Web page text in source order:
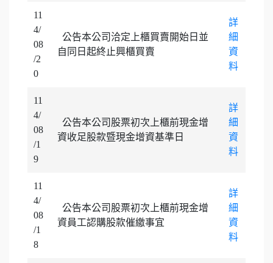
11
4/
08
/2
0
公告本公司洽定上櫃買賣開始日並
自同日起終止興櫃買賣
詳
細
資
料
11
4/
08
/1
9
公告本公司股票初次上櫃前現金增
資收足股款暨現金增資基準日
詳
細
資
料
11
4/
08
/1
8
公告本公司股票初次上櫃前現金增
資員工認購股款催繳事宜
詳
細
資
料